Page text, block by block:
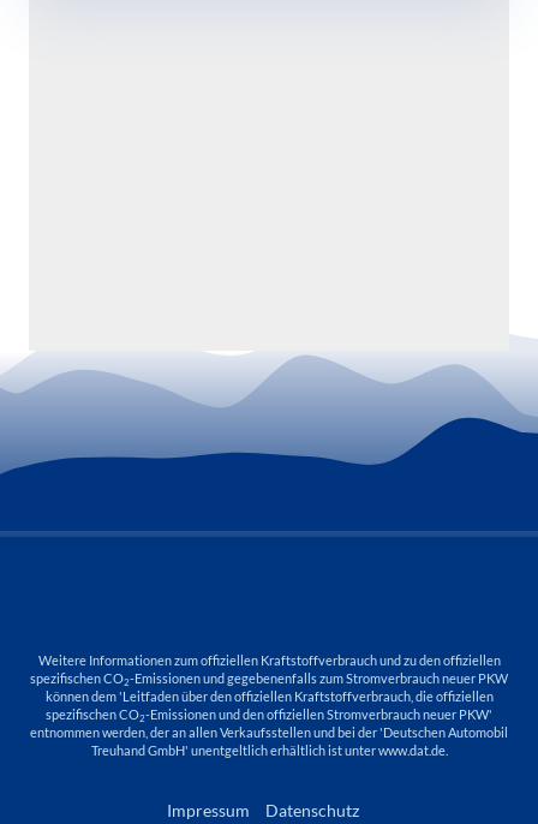
Weitere Informationen zum offiziellen Kraftstoffverbrauch und zu den offiziellen
spezifischen CO2-Emissionen und gegebenenfalls zum Stromverbrauch neuer PKW
können dem 'Leitfaden über den offiziellen Kraftstoffverbrauch, die offiziellen
spezifischen CO2-Emissionen und den offiziellen Stromverbrauch neuer PKW'
entnommen werden, der an allen Verkaufsstellen und bei der 'Deutschen Automobil
Treuhand GmbH' unentgeltlich erhältlich ist unter www.dat.de.
Impressum Datenschutz